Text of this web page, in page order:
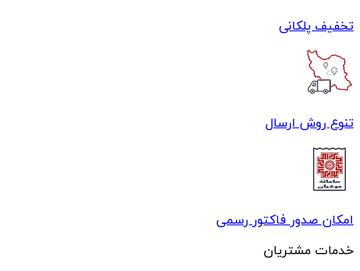
تخفیف پلکانی
تنوع روش ارسال
امکان صدور فاکتور رسمی
خدمات مشتریان